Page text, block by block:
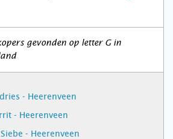
gevonden op letter G in
- Heerenveen
- Heerenveen
- Heerenveen